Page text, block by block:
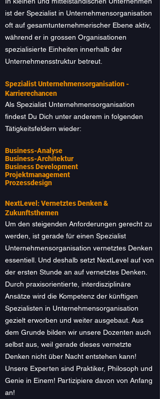
ist der Spezialist in Unternehmensorganisation
oft auf gesamtunternehmerischer Ebene aktiv,
während er in grossen Organisationen
spezialisierte Einheiten innerhalb der
Unternehmensstruktur betreut.
Spezialist Unternehmensorganisation -
Karrierechancen
Als Spezialist Unternehmensorganisation
findest Du Dich unter anderem in folgenden
Tätigkeitsfeldern wieder:
Business-Analyse
Business-Architektur
Business Development
Projektmanagement
Prozessdesign
NextLevel: Vernetztes Denken &
Zukunftsthemen
Um den steigenden Anforderungen gerecht zu
werden, ist gerade für einen Spezialist
Unternehmensorganisation vernetztes Denken
essentiell. Und deshalb setzt NextLevel auf von
der ersten Stunde an auf vernetztes Denken.
Durch praxisorientierte, interdisziplinäre
Ansätze wird die Kompetenz der künftigen
Spezialisten in Unternehmensorganisation
gezielt erworben und weiter ausgebaut. Aus
dem Grunde bilden wir unsere Dozenten auch
selbst aus, weil gerade dieses vernetzte
Denken nicht über Nacht entstehen kann!
Unsere Experten sind Praktiker, Philosoph und
Genie in Einem! Partizipiere davon von Anfang
an!